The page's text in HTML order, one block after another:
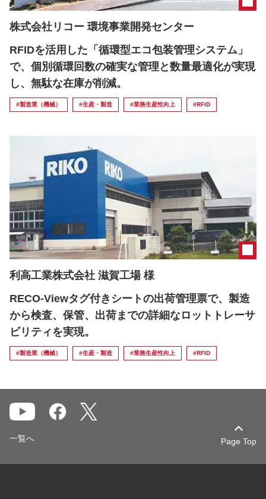
株式会社リコー 環境事業開発センター
RFIDを活用した「循環型エコ包装管理システム」
で、個別循環回数の確実な管理と数量最適化が実現
し、無駄な在庫が削減。
#製造業（機械） #生産・製造 #業務生産性向上 #RFID
利高工業株式会社 滋賀工場 様
RECO-Viewタグ付きシートの出荷管理票で、製造
から検査、保管、出荷までの詳細なロットトレーサ
ビリティを実現。
#製造業（機械） #生産・製造 #業務生産性向上 #RFID
Page Top
一覧へ